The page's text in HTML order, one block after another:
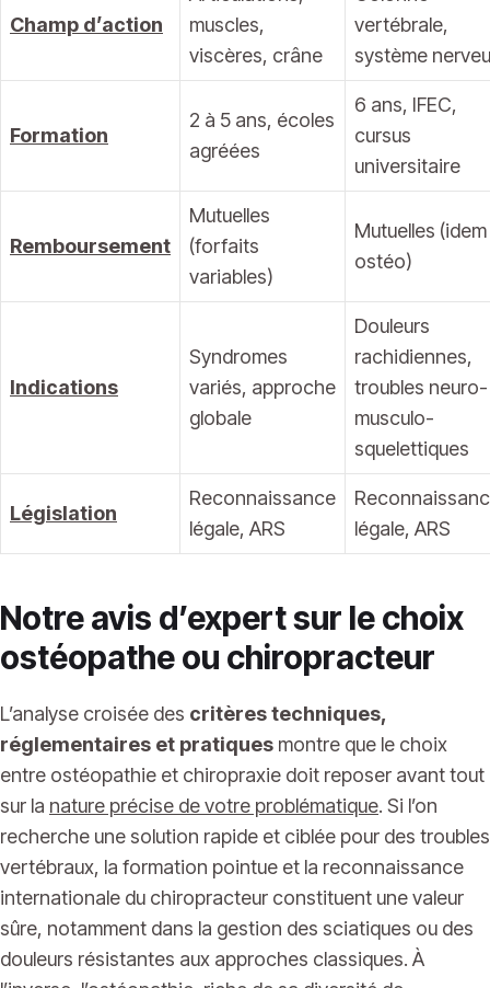
Champ d’action
muscles,
viscères, crâne
vertébrale,
système
Formation
2 à 5 ans, écoles
agréées
6 ans, IFEC,
cursus
universitaire
Remboursement
Mutuelles
(forfaits
variables)
Mutuelles (idem
ostéo)
Indications
Syndromes
variés, approche
globale
Douleurs
rachidiennes,
troubles neuro-
musculo-
squelettiques
Législation
Reconnaissance
légale, ARS
légale, ARS
Notre avis d’expert sur le choix
ostéopathe ou chiropracteur
L’analyse croisée des critères techniques,
réglementaires et pratiques montre que le choix
entre ostéopathie et chiropraxie doit reposer avant tout
sur la nature précise de votre problématique. Si l’on
recherche une solution rapide et ciblée pour des troubles
vertébraux, la formation pointue et la reconnaissance
internationale du chiropracteur constituent une valeur
sûre, notamment dans la gestion des sciatiques ou des
douleurs résistantes aux approches classiques. À